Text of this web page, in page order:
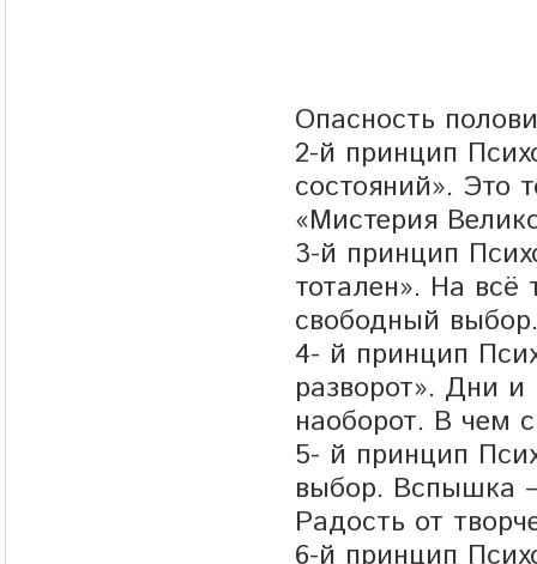
Опасность
2-й принцип
состояний». Это
«Мистерия
3-й принцип
тотален». На всё
свободный выбор.
4- й принцип
разворот». Дни
наоборот. В чем
5- й принцип
выбор. Вспышка
Радость от